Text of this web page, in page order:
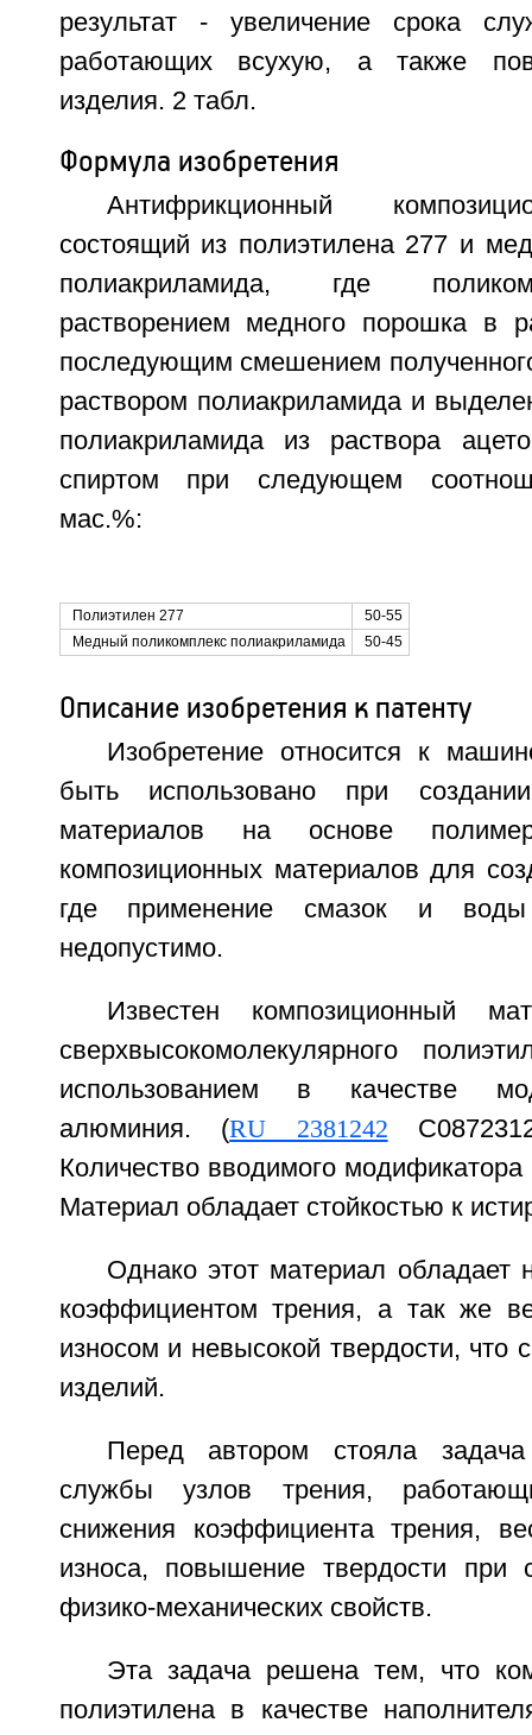
результат - увеличение срока
работающих всухую, а также
изделия. 2 табл.
Формула изобретения
Антифрикционный
состоящий из полиэтилена 277 и
полиакриламида, где
растворением медного порошка в
последующим смешением
раствором полиакриламида и
полиакриламида из раствора
спиртом при следующем
мас.%:
Полиэтилен 277
50-55
Медный поликомплекс полиакриламида
50-45
Описание изобретения к патенту
Изобретение относится к
быть использовано при
материалов на основе
композиционных материалов для
где применение смазок и воды
недопустимо.
Известен композиционный
сверхвысокомолекулярного
использованием в качестве
алюминия. (RU 2381242
Количество вводимого
Материал обладает стойкостью к
Однако этот материал обладает
коэффициентом трения, а так же
износом и невысокой твердости, что
изделий.
Перед автором стояла
службы узлов трения,
снижения коэффициента трения,
износа, повышение твердости при
физико-механических свойств.
Эта задача решена тем, что
полиэтилена в качестве